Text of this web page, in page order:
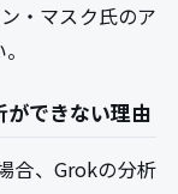
・マスク氏のア
できない理由
合、Grokの分析